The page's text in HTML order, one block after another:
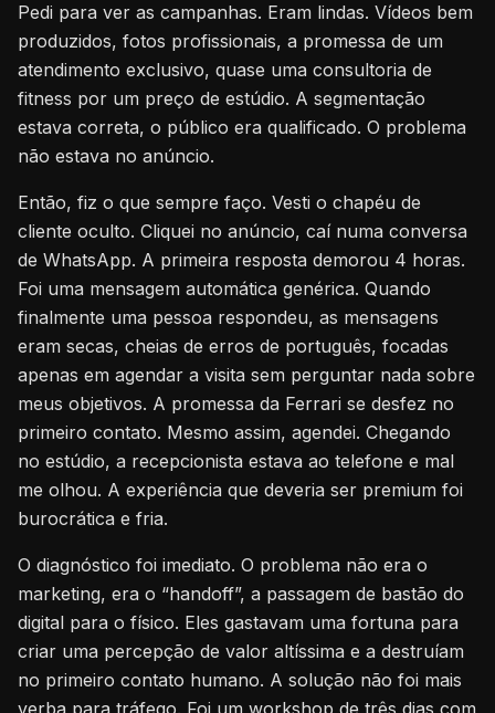
Pedi para ver as campanhas. Eram lindas. Vídeos bem
produzidos, fotos profissionais, a promessa de um
atendimento exclusivo, quase uma consultoria de
fitness por um preço de estúdio. A segmentação
estava correta, o público era qualificado. O problema
não estava no anúncio.
Então, fiz o que sempre faço. Vesti o chapéu de
cliente oculto. Cliquei no anúncio, caí numa conversa
de WhatsApp. A primeira resposta demorou 4 horas.
Foi uma mensagem automática genérica. Quando
finalmente uma pessoa respondeu, as mensagens
eram secas, cheias de erros de português, focadas
apenas em agendar a visita sem perguntar nada sobre
meus objetivos. A promessa da Ferrari se desfez no
primeiro contato. Mesmo assim, agendei. Chegando
no estúdio, a recepcionista estava ao telefone e mal
me olhou. A experiência que deveria ser premium foi
burocrática e fria.
O diagnóstico foi imediato. O problema não era o
marketing, era o “handoff”, a passagem de bastão do
digital para o físico. Eles gastavam uma fortuna para
criar uma percepção de valor altíssima e a destruíam
no primeiro contato humano. A solução não foi mais
verba para tráfego. Foi um workshop de três dias com